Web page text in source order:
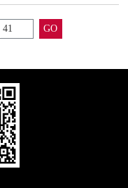
与趋势，并在现场重磅发
》（以下简称“白皮